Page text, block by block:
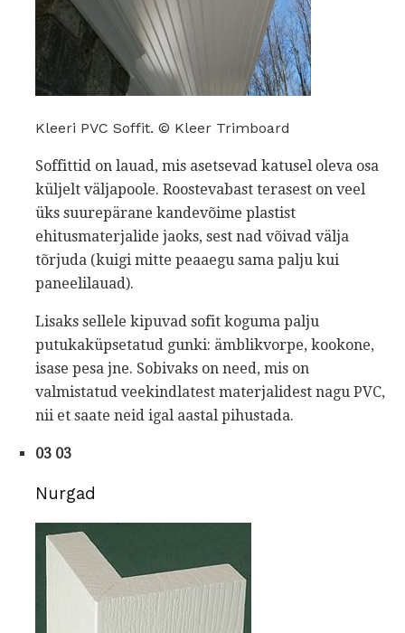
Kleeri PVC Soffit. © Kleer Trimboard
Soffittid on lauad, mis asetsevad katusel oleva osa
küljelt väljapoole. Roostevabast terasest on veel
üks suurepärane kandevõime plastist
ehitusmaterjalide jaoks, sest nad võivad välja
tõrjuda (kuigi mitte peaaegu sama palju kui
paneelilauad).
Lisaks sellele kipuvad sofit koguma palju
putukaküpsetatud gunki: ämblikvorpe, kookone,
isase pesa jne. Sobivaks on need, mis on
valmistatud veekindlatest materjalidest nagu PVC,
nii et saate neid igal aastal pihustada.
03 03
Nurgad